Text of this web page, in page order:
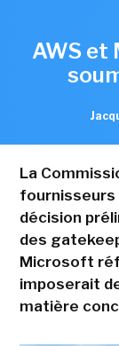
AWS
La
fournisseurs
décision
des
Microsoft
imposerait
matière